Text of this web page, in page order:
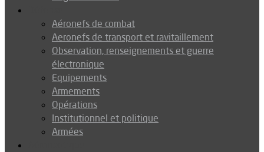
Aéronefs de combat
Aeronefs de transport et ravitaillement
Observation, renseignements et guerre
électronique
Equipements
Armements
Opérations
Institutionnel et politique
Armées